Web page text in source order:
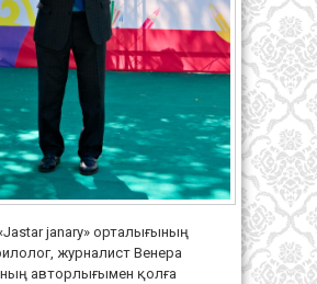
janary» орталығының
журналист Венера
авторлығымен қолға